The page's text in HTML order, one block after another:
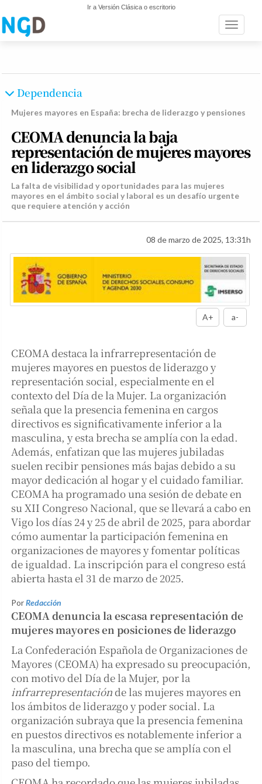
Ir a Versión Clásica o escritorio
Toggle
Dependencia
Mujeres mayores en España: brecha de liderazgo y pensiones
CEOMA denuncia la baja
representación de mujeres mayores
en liderazgo social
La falta de visibilidad y oportunidades para las mujeres
mayores en el ámbito social y laboral es un desafío urgente
que requiere atención y acción
08 de marzo de 2025, 13:31h
A+ a-
CEOMA destaca la infrarrepresentación de
mujeres mayores en puestos de liderazgo y
representación social, especialmente en el
contexto del Día de la Mujer. La organización
señala que la presencia femenina en cargos
directivos es significativamente inferior a la
masculina, y esta brecha se amplía con la edad.
Además, enfatizan que las mujeres jubiladas
suelen recibir pensiones más bajas debido a su
mayor dedicación al hogar y el cuidado familiar.
CEOMA ha programado una sesión de debate en
su XII Congreso Nacional, que se llevará a cabo en
Vigo los días 24 y 25 de abril de 2025, para abordar
cómo aumentar la participación femenina en
organizaciones de mayores y fomentar políticas
de igualdad. La inscripción para el congreso está
abierta hasta el 31 de marzo de 2025.
PorRedacción
CEOMA denuncia la escasa representación de
mujeres mayores en posiciones de liderazgo
La Confederación Española de Organizaciones de
Mayores (CEOMA) ha expresado su preocupación,
con motivo del Día de la Mujer, por la
infrarrepresentaciónde las mujeres mayores en
los ámbitos de liderazgo y poder social. La
organización subraya que la presencia femenina
en puestos directivos es notablemente inferior a
la masculina, una brecha que se amplía con el
paso del tiempo.